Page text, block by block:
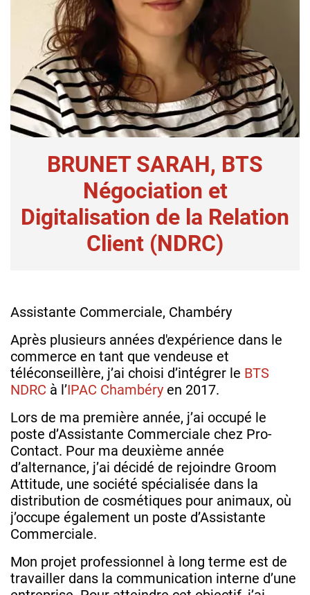
BRUNET SARAH, BTS
Négociation et
Digitalisation de la Relation
Client (NDRC)
Assistante Commerciale, Chambéry
Après plusieurs années d'expérience dans le
commerce en tant que vendeuse et
téléconseillère, j’ai choisi d’intégrer le BTS
NDRC à l’IPAC Chambéry en 2017.
Lors de ma première année, j’ai occupé le
poste d’Assistante Commerciale chez Pro-
Contact. Pour ma deuxième année
d’alternance, j’ai décidé de rejoindre Groom
Attitude, une société spécialisée dans la
distribution de cosmétiques pour animaux, où
j’occupe également un poste d’Assistante
Commerciale.
Mon projet professionnel à long terme est de
travailler dans la communication interne d’une